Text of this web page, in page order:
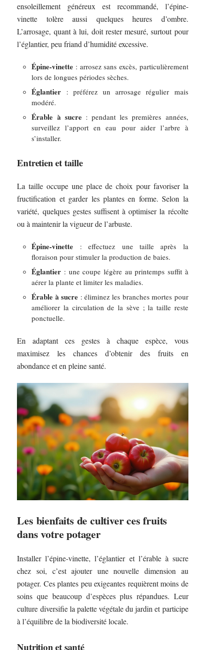
ensoleillement généreux est recommandé, l’épine-
vinette tolère aussi quelques heures d’ombre.
L’arrosage, quant à lui, doit rester mesuré, surtout pour
l’églantier, peu friand d’humidité excessive.
Épine-vinette : arrosez sans excès, particulièrement
lors de longues périodes sèches.
Églantier : préférez un arrosage régulier mais
modéré.
Érable à sucre: pendant les premières années,
surveillez l’apport en eau pour aider l’arbre à
s’installer.
Entretien et taille
La taille occupe une place de choix pour favoriser la
fructification et garder les plantes en forme. Selon la
variété, quelques gestes suffisent à optimiser la récolte
ou à maintenir la vigueur de l’arbuste.
Épine-vinette : effectuez une taille après la
floraison pour stimuler la production de baies.
Églantier : une coupe légère au printemps suffit à
aérer la plante et limiter les maladies.
Érable à sucre : éliminez les branches mortes pour
améliorer la circulation de la sève ; la taille reste
ponctuelle.
En adaptant ces gestes à chaque espèce, vous
maximisez les chances d’obtenir des fruits en
abondance et en pleine santé.
Les bienfaits de cultiver ces fruits
dans votre potager
Installer l’épine-vinette, l’églantier et l’érable à sucre
chez soi, c’est ajouter une nouvelle dimension au
potager. Ces plantes peu exigeantes requièrent moins de
soins que beaucoup d’espèces plus répandues. Leur
culture diversifie la palette végétale du jardin et participe
à l’équilibre de la biodiversité locale.
Nutrition et santé